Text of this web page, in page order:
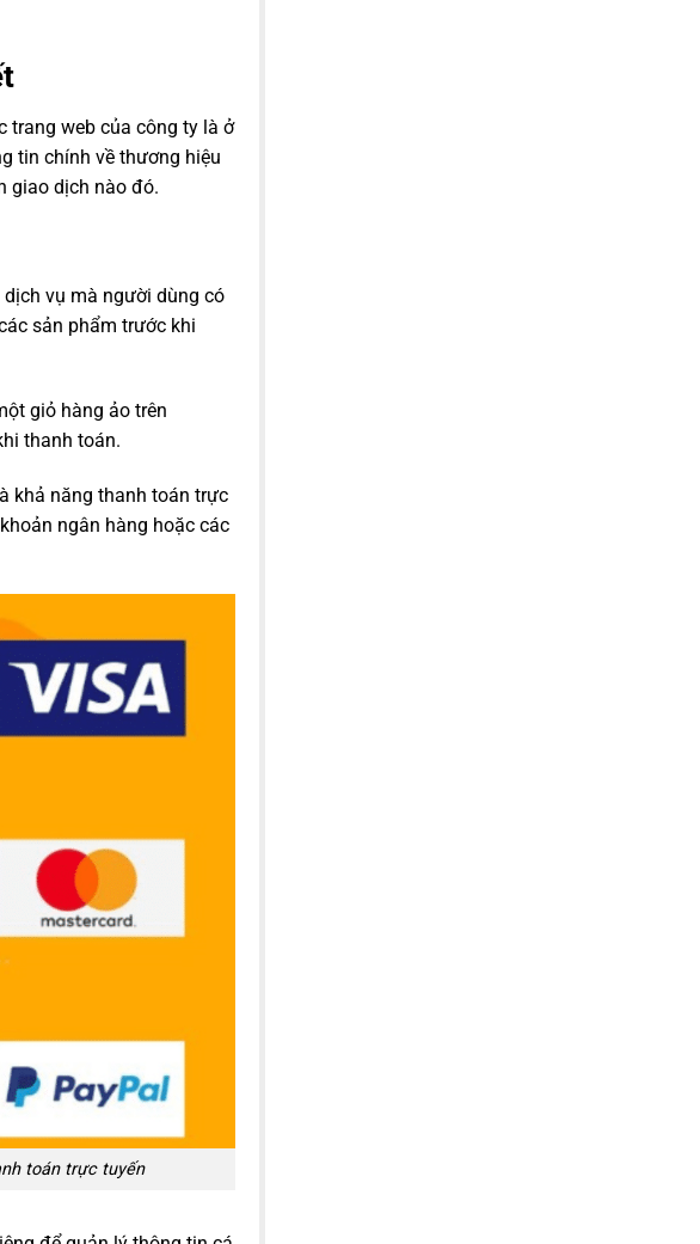
trang web của công ty là ở
tin chính về thương hiệu
giao dịch nào đó.
vụ mà người dùng có
sản phẩm trước khi
giỏ hàng ảo trên
thanh toán.
khả năng thanh toán trực
ngân hàng hoặc các
toán trực tuyến